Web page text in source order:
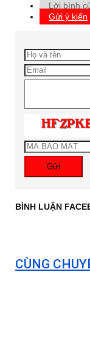
Lời bình
Gửi ý kiến
Gửi
BÌNH LUẬN
CÙNG